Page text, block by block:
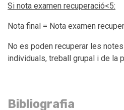
Si nota examen recuperació<5:
Nota final = Nota examen
No es poden recuperar les
individuals, treball grupal i de la
Bibliografia